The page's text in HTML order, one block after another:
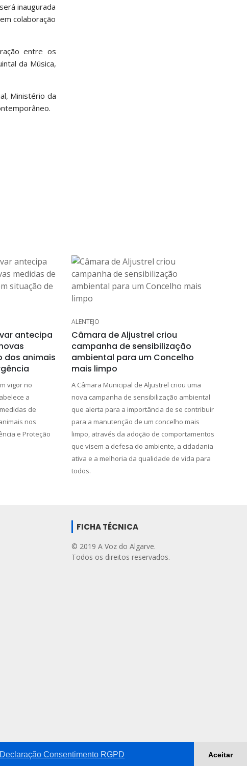
inaugurada
colaboração
entre os
da Música,
Ministério da
antecipa
dos animais
vigor no
a
de
nos
e Proteção
ALENTEJO
Câmara de Aljustrel criou
campanha de sensibilização
ambiental para um Concelho
mais limpo
A Câmara Municipal de Aljustrel criou uma
nova campanha de sensibilização ambiental
que alerta para a importância de se contribuir
para a manutenção de um concelho mais
limpo, através da adoção de comportamentos
que visem a defesa do ambiente, a cidadania
ativa e a melhoria da qualidade de vida para
todos.
FICHA TÉCNICA
© 2019 A Voz do Algarve.
Todos os direitos reservados.
Declaração Consentimento RGPD Aceitar